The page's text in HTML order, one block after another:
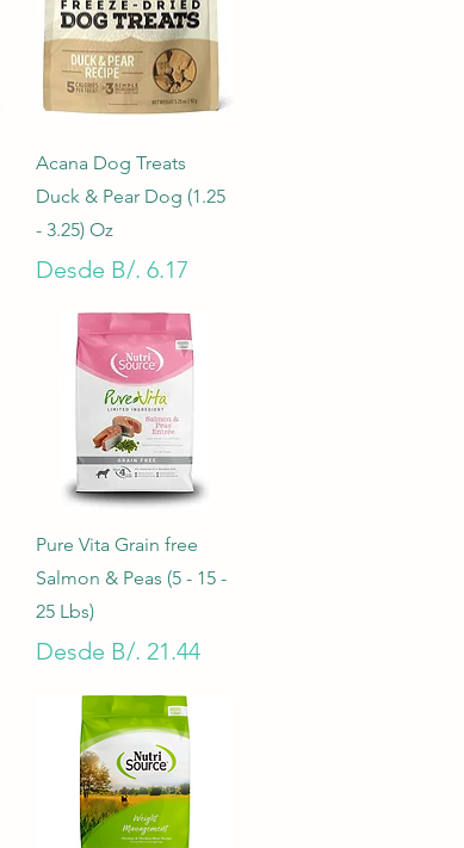
Vista rápida
Acana Dog Treats
Duck & Pear Dog (1.25
- 3.25) Oz
Desde B/. 6.17
Precio de oferta
Vista rápida
Pure Vita Grain free
Salmon & Peas (5 - 15 -
25 Lbs)
Desde B/. 21.44
Precio de oferta